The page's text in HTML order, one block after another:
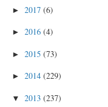
► 2017 (6)
► 2016 (4)
► 2015 (73)
► 2014 (229)
▼ 2013 (237)